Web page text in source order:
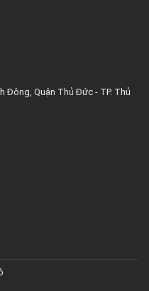
Đông, Quận Thủ Đức - TP. Thủ